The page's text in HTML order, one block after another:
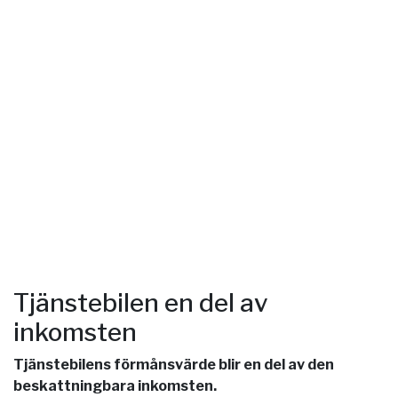
Tjänstebilen en del av
inkomsten
Tjänstebilens förmånsvärde blir en del av den
beskattningbara inkomsten.